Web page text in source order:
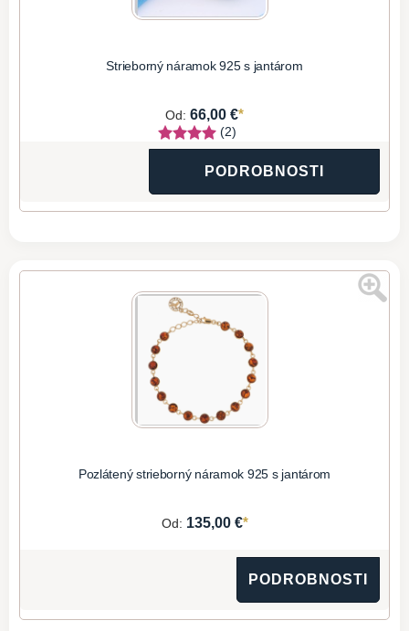
Strieborný náramok 925 s jantárom
Od: 66,00 €*
(2)
PODROBNOSTI
Pozlátený strieborný náramok 925 s jantárom
Od: 135,00 €*
PODROBNOSTI